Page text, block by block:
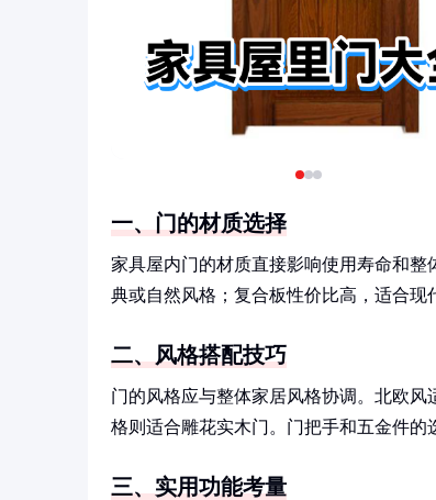
一、门的材质选择
家具屋内门的材质直接影响使用寿命和
典或自然风格；复合板性价比高，适合现
二、风格搭配技巧
门的风格应与整体家居风格协调。北欧
格则适合雕花实木门。门把手和五金件的
三、实用功能考量